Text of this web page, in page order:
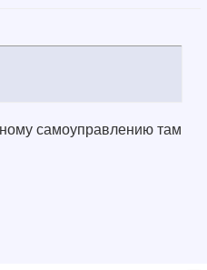
самоуправлению там